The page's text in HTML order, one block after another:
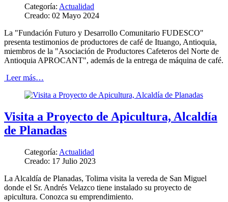
Categoría: Actualidad
Creado: 02 Mayo 2024
La "Fundación Futuro y Desarrollo Comunitario FUDESCO"
presenta testimonios de productores de café de Ituango, Antioquia,
miembros de la "Asociación de Productores Cafeteros del Norte de
Antioquia APROCANT", además de la entrega de máquina de café.
Leer más…
Visita a Proyecto de Apicultura, Alcaldía
de Planadas
Categoría: Actualidad
Creado: 17 Julio 2023
La Alcaldía de Planadas, Tolima visita la vereda de San Miguel
donde el Sr. Andrés Velazco tiene instalado su proyecto de
apicultura. Conozca su emprendimiento.